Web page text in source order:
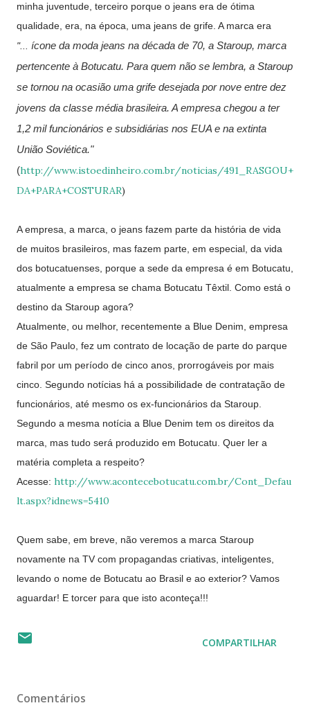
minha juventude, terceiro porque o jeans era de ótima
qualidade, era, na época, uma jeans de grife. A marca era
"... ícone da moda jeans na década de 70, a Staroup, marca
pertencente à Botucatu. Para quem não se lembra, a Staroup
se tornou na ocasião uma grife desejada por nove entre dez
jovens da classe média brasileira. A empresa chegou a ter
1,2 mil funcionários e subsidiárias nos EUA e na extinta
União Soviética."
(http://www.istoedinheiro.com.br/noticias/491_RASGOU+
DA+PARA+COSTURAR)
A empresa, a marca, o jeans fazem parte da história de vida
de muitos brasileiros, mas fazem parte, em especial, da vida
dos botucatuenses, porque a sede da empresa é em Botucatu,
atualmente a empresa se chama Botucatu Têxtil. Como está o
destino da Staroup agora?
Atualmente, ou melhor, recentemente a Blue Denim, empresa
de São Paulo, fez um contrato de locação de parte do parque
fabril por um período de cinco anos, prorrogáveis por mais
cinco. Segundo notícias há a possibilidade de contratação de
funcionários, até mesmo os ex-funcionários da Staroup.
Segundo a mesma notícia a Blue Denim tem os direitos da
marca, mas tudo será produzido em Botucatu. Quer ler a
matéria completa a respeito?
Acesse: http://www.acontecebotucatu.com.br/Cont_Defau
lt.aspx?idnews=5410
Quem sabe, em breve, não veremos a marca Staroup
novamente na TV com propagandas criativas, inteligentes,
levando o nome de Botucatu ao Brasil e ao exterior? Vamos
aguardar! E torcer para que isto aconteça!!!
COMPARTILHAR
Comentários